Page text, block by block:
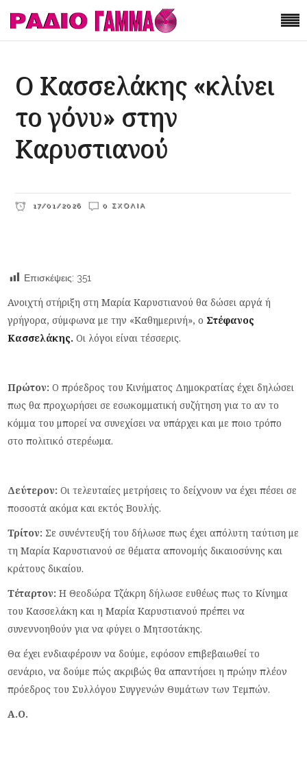
Ο Κασσελάκης «κλίνει
το γόνυ» στην
Καρυστιανού
17/01/2026 0 ΣΧΌΛΙΑ
Επισκέψεις: 351
Ανοιχτή στήριξη στη Μαρία Καρυστιανού θα δώσει αργά ή
γρήγορα, σύμφωνα με την «Καθημερινή», ο Στέφανος
Κασσελάκης. Οι λόγοι είναι τέσσερις.
Πρώτον: Ο πρόεδρος του Κινήματος Δημοκρατίας έχει δηλώσει
πως θα προχωρήσει σε εσωκομματική συζήτηση για το αν το
κόμμα του μπορεί να συνεχίσει να υπάρχει και με ποιο τρόπο
στο πολιτικό στερέωμα.
Δεύτερον: Οι τελευταίες μετρήσεις το δείχνουν να έχει πέσει σε
ποσοστά ακόμα και εκτός Βουλής.
Τρίτον: Σε συνέντευξή του δήλωσε πως έχει απόλυτη ταύτιση με
τη Μαρία Καρυστιανού σε θέματα απονομής δικαιοσύνης και
κράτους δικαίου.
Τέταρτον: Η Θεοδώρα Τζάκρη δήλωσε ευθέως πως το Κίνημα
του Κασσελάκη και η Μαρία Καρυστιανού πρέπει να
συνεννοηθούν για να φύγει ο Μητσοτάκης.
Θα έχει ενδιαφέρουν να δούμε, εφόσον επιβεβαιωθεί το
σενάριο, να δούμε πώς ακριβώς θα απαντήσει η πρώην πλέον
πρόεδρος του Συλλόγου Συγγενών Θυμάτων των Τεμπών.
Α.Ο.